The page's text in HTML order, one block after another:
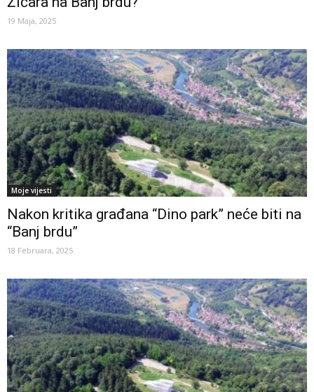
19 Maja, 2025
Moje vijesti
Nakon kritika građana “Dino park” neće biti na
“Banj brdu”
18 Februara, 2025